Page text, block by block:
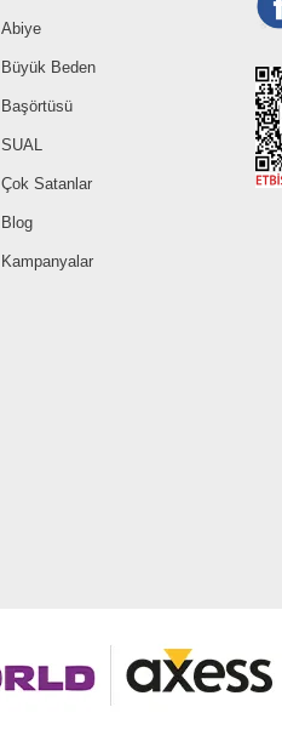
Abiye
Büyük Beden
Başörtüsü
SUAL
Çok Satanlar
Blog
Kampanyalar